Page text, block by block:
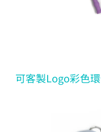
可客製Logo彩色